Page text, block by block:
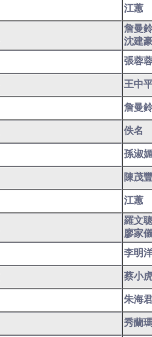
江蕙
詹曼
沈建
張蓉
王中
詹曼
佚名
孫淑
陳茂
江蕙
羅文
廖家
李明
蔡小
朱海
秀蘭